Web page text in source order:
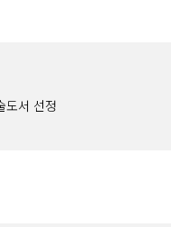
도서 선정